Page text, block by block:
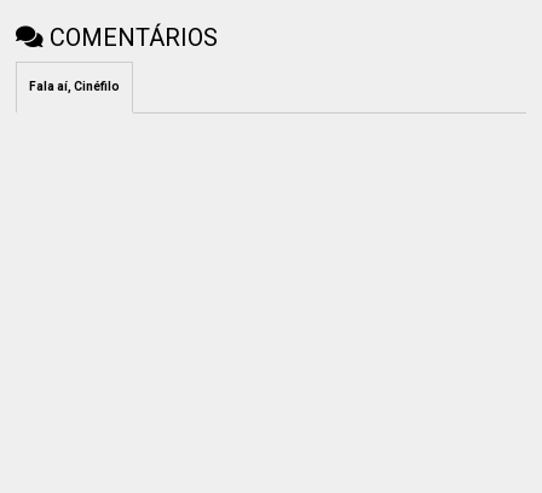
COMENTÁRIOS
Fala aí, Cinéfilo